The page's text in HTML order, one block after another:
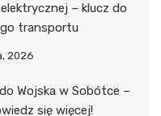
– klucz do
transportu
2026
Wojska w Sobótce –
się więcej!